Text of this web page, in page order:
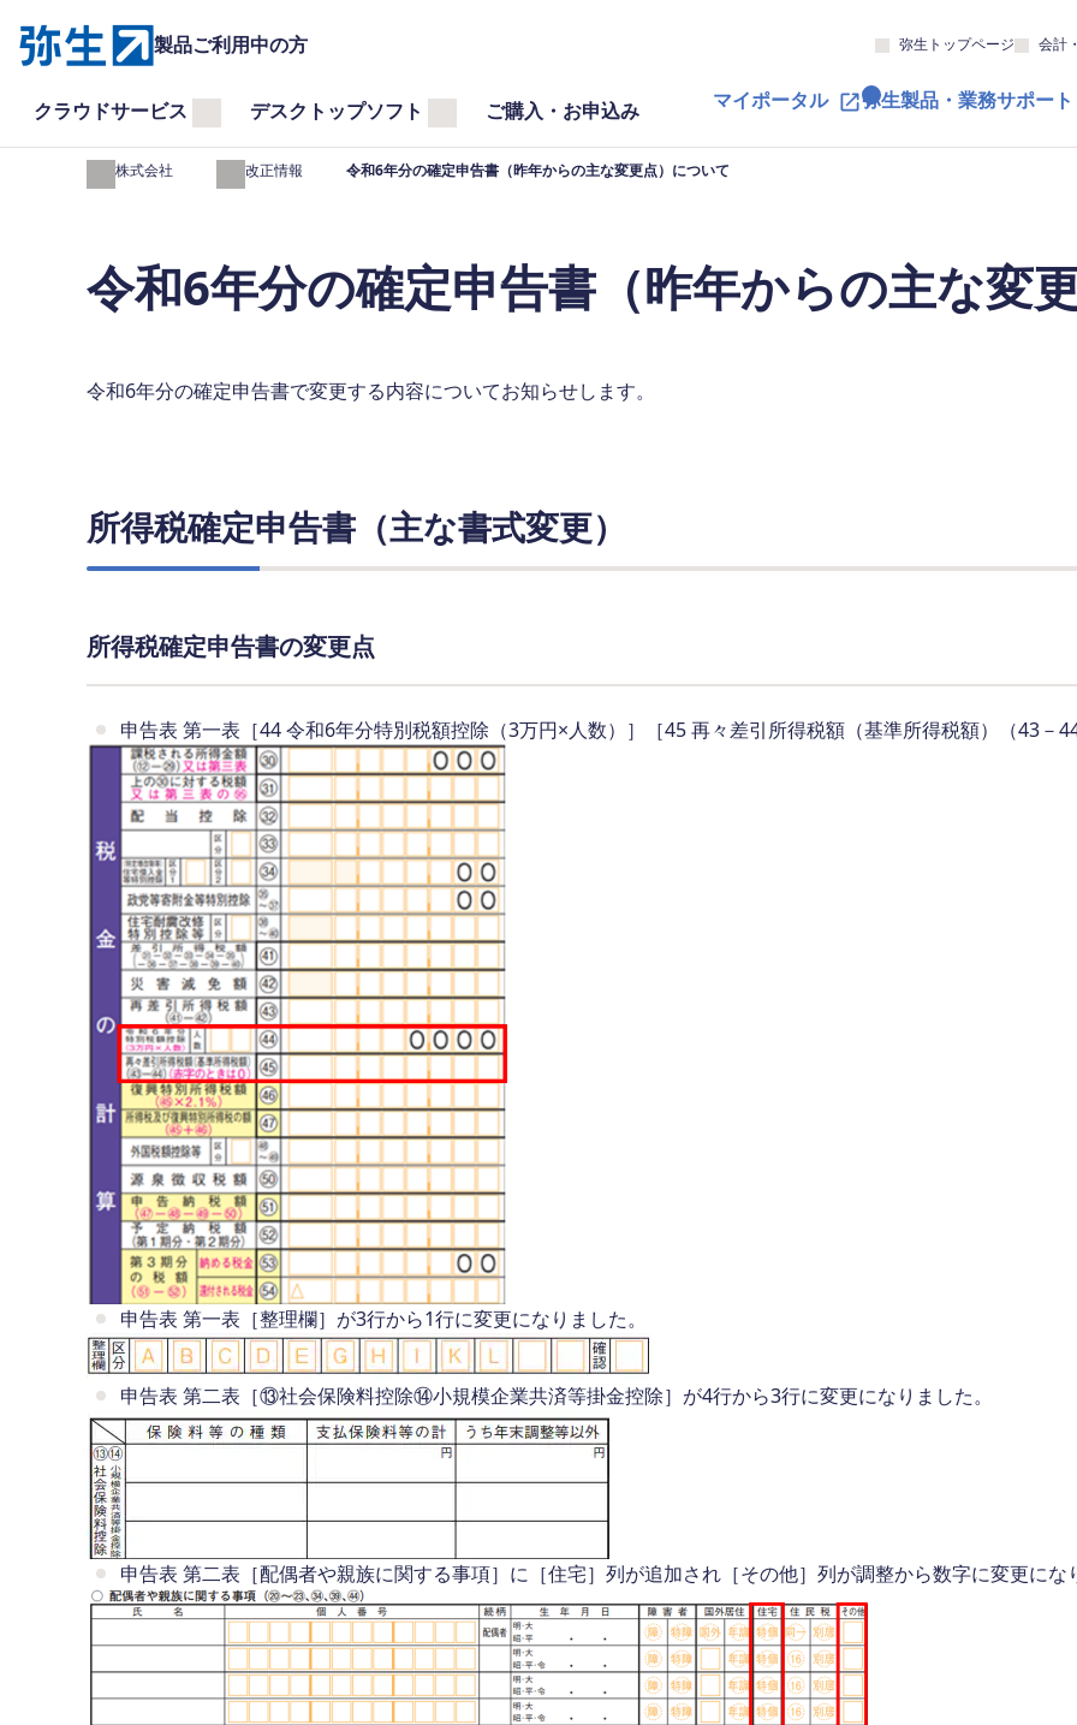
製品ご利用中の方 弥生トップページ 会計
クラウドサービス デスクトップソフト ご購入・お申込み マイポータル 弥生製品・業務サポー
弥生株式会社 法令改正情報 令和6年分の確定申告書（昨年からの主な変更点）について
令和6年分の確定申告書（昨年からの主な変
令和6年分の確定申告書で変更する内容についてお知らせします。
所得税確定申告書（主な書式変更）
所得税確定申告書の変更点
申告表 第一表［44 令和6年分特別税額控除（3万円×人数）］［45 再々差引所得税額（基準所得税額）（43－
申告表 第一表［整理欄］が3行から1行に変更になりました。
申告表 第二表［⑬社会保険料控除⑭小規模企業共済等掛金控除］が4行から3行に変更になりました。
申告表 第二表［配偶者や親族に関する事項］に［住宅］列が追加され［その他］列が調整から数字に変更にな